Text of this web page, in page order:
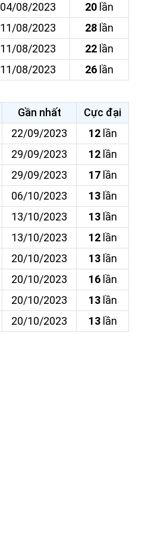
04/08/2023 20 lần
11/08/2023 28 lần
11/08/2023 22 lần
11/08/2023 26 lần
Gần nhất
Cực đại
22/09/2023 12lần
29/09/2023 12lần
29/09/2023 17lần
06/10/2023 13lần
13/10/2023 13lần
13/10/2023 12lần
20/10/2023 13lần
20/10/2023 16lần
20/10/2023 13lần
20/10/2023 13lần